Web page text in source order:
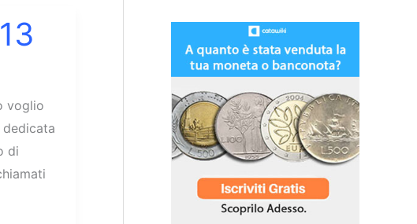
voglio
dedicata
di